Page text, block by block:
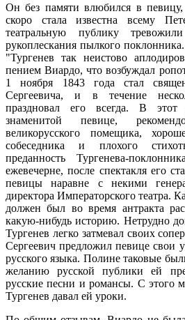
Он без памяти влюбился в
скоро стала известна всему
театральную публику
рукоплескания пылкого
"Тургенев так неистово
пением Виардо, что возбуждал
1 ноября 1843 года стал
Сергеевича, и в течение
праздновал его всегда. В этот
знаменитой певице,
великорусского помещика,
собеседника и плохого
преданность Тургенева-
ежевечерне, после спектакля его
певицы наравне с некими
директора Императорского театра.
должен был во время антракта
какую-нибудь историю. Нетрудно
Тургенев легко затмевал своих
Сергеевич предложил певице свои
русского языка. Полине таковые
желанию русской публики ей
русские песни и романсы. С этого
Тургенев давал ей уроки.